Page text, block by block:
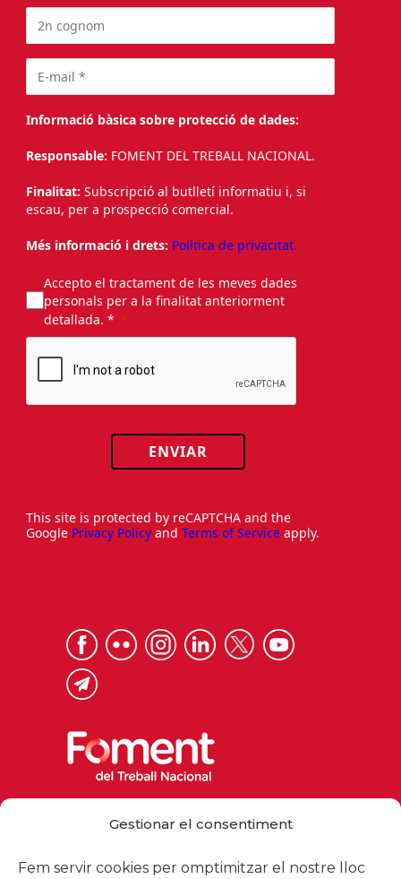
Gestionar el consentiment
Fem servir cookies per omptimitzar el nostre lloc
Informació bàsica sobre protecció de dades:
Responsable: FOMENT DEL TREBALL NACIONAL.
Finalitat: Subscripció al butlletí informatiu i, si
escau, per a prospecció comercial.
Més informació i drets: Política de privacitat.
Accepto el tractament de les meves dades
personals per a la finalitat anteriorment
detallada. *
ENVIAR
This site is protected by reCAPTCHA and the
Google Privacy Policy and Terms of Service apply.
foment@foment.com